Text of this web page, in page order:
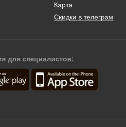
Карта
Скидки в телеграм
для специалистов: